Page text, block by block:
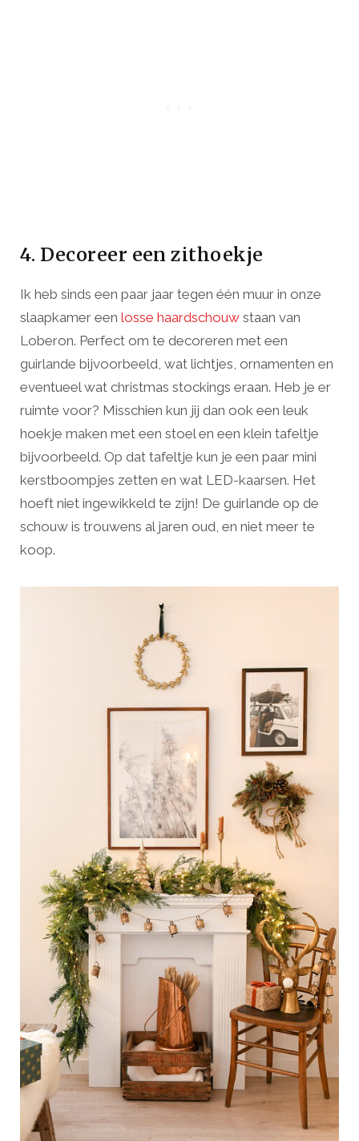
4. Decoreer een zithoekje
Ik heb sinds een paar jaar tegen één muur in onze
slaapkamer een losse haardschouw staan van
Loberon. Perfect om te decoreren met een
guirlande bijvoorbeeld, wat lichtjes, ornamenten en
eventueel wat christmas stockings eraan. Heb je er
ruimte voor? Misschien kun jij dan ook een leuk
hoekje maken met een stoel en een klein tafeltje
bijvoorbeeld. Op dat tafeltje kun je een paar mini
kerstboompjes zetten en wat LED-kaarsen. Het
hoeft niet ingewikkeld te zijn! De guirlande op de
schouw is trouwens al jaren oud, en niet meer te
koop.